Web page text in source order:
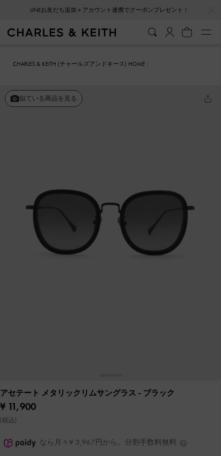
LINEお友だち追加＋アカウント連携でクーポンプレゼント！
CHARLES & KEITH (チャールズアンドキース) HOME
似ている商品を見る
アセテート メタリックリムサングラス - ブラック
¥ 11,900
(税込)
なら月々¥ 3,967円から。分割手数料無料